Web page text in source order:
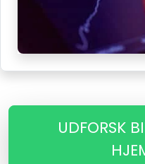
UDFORSK